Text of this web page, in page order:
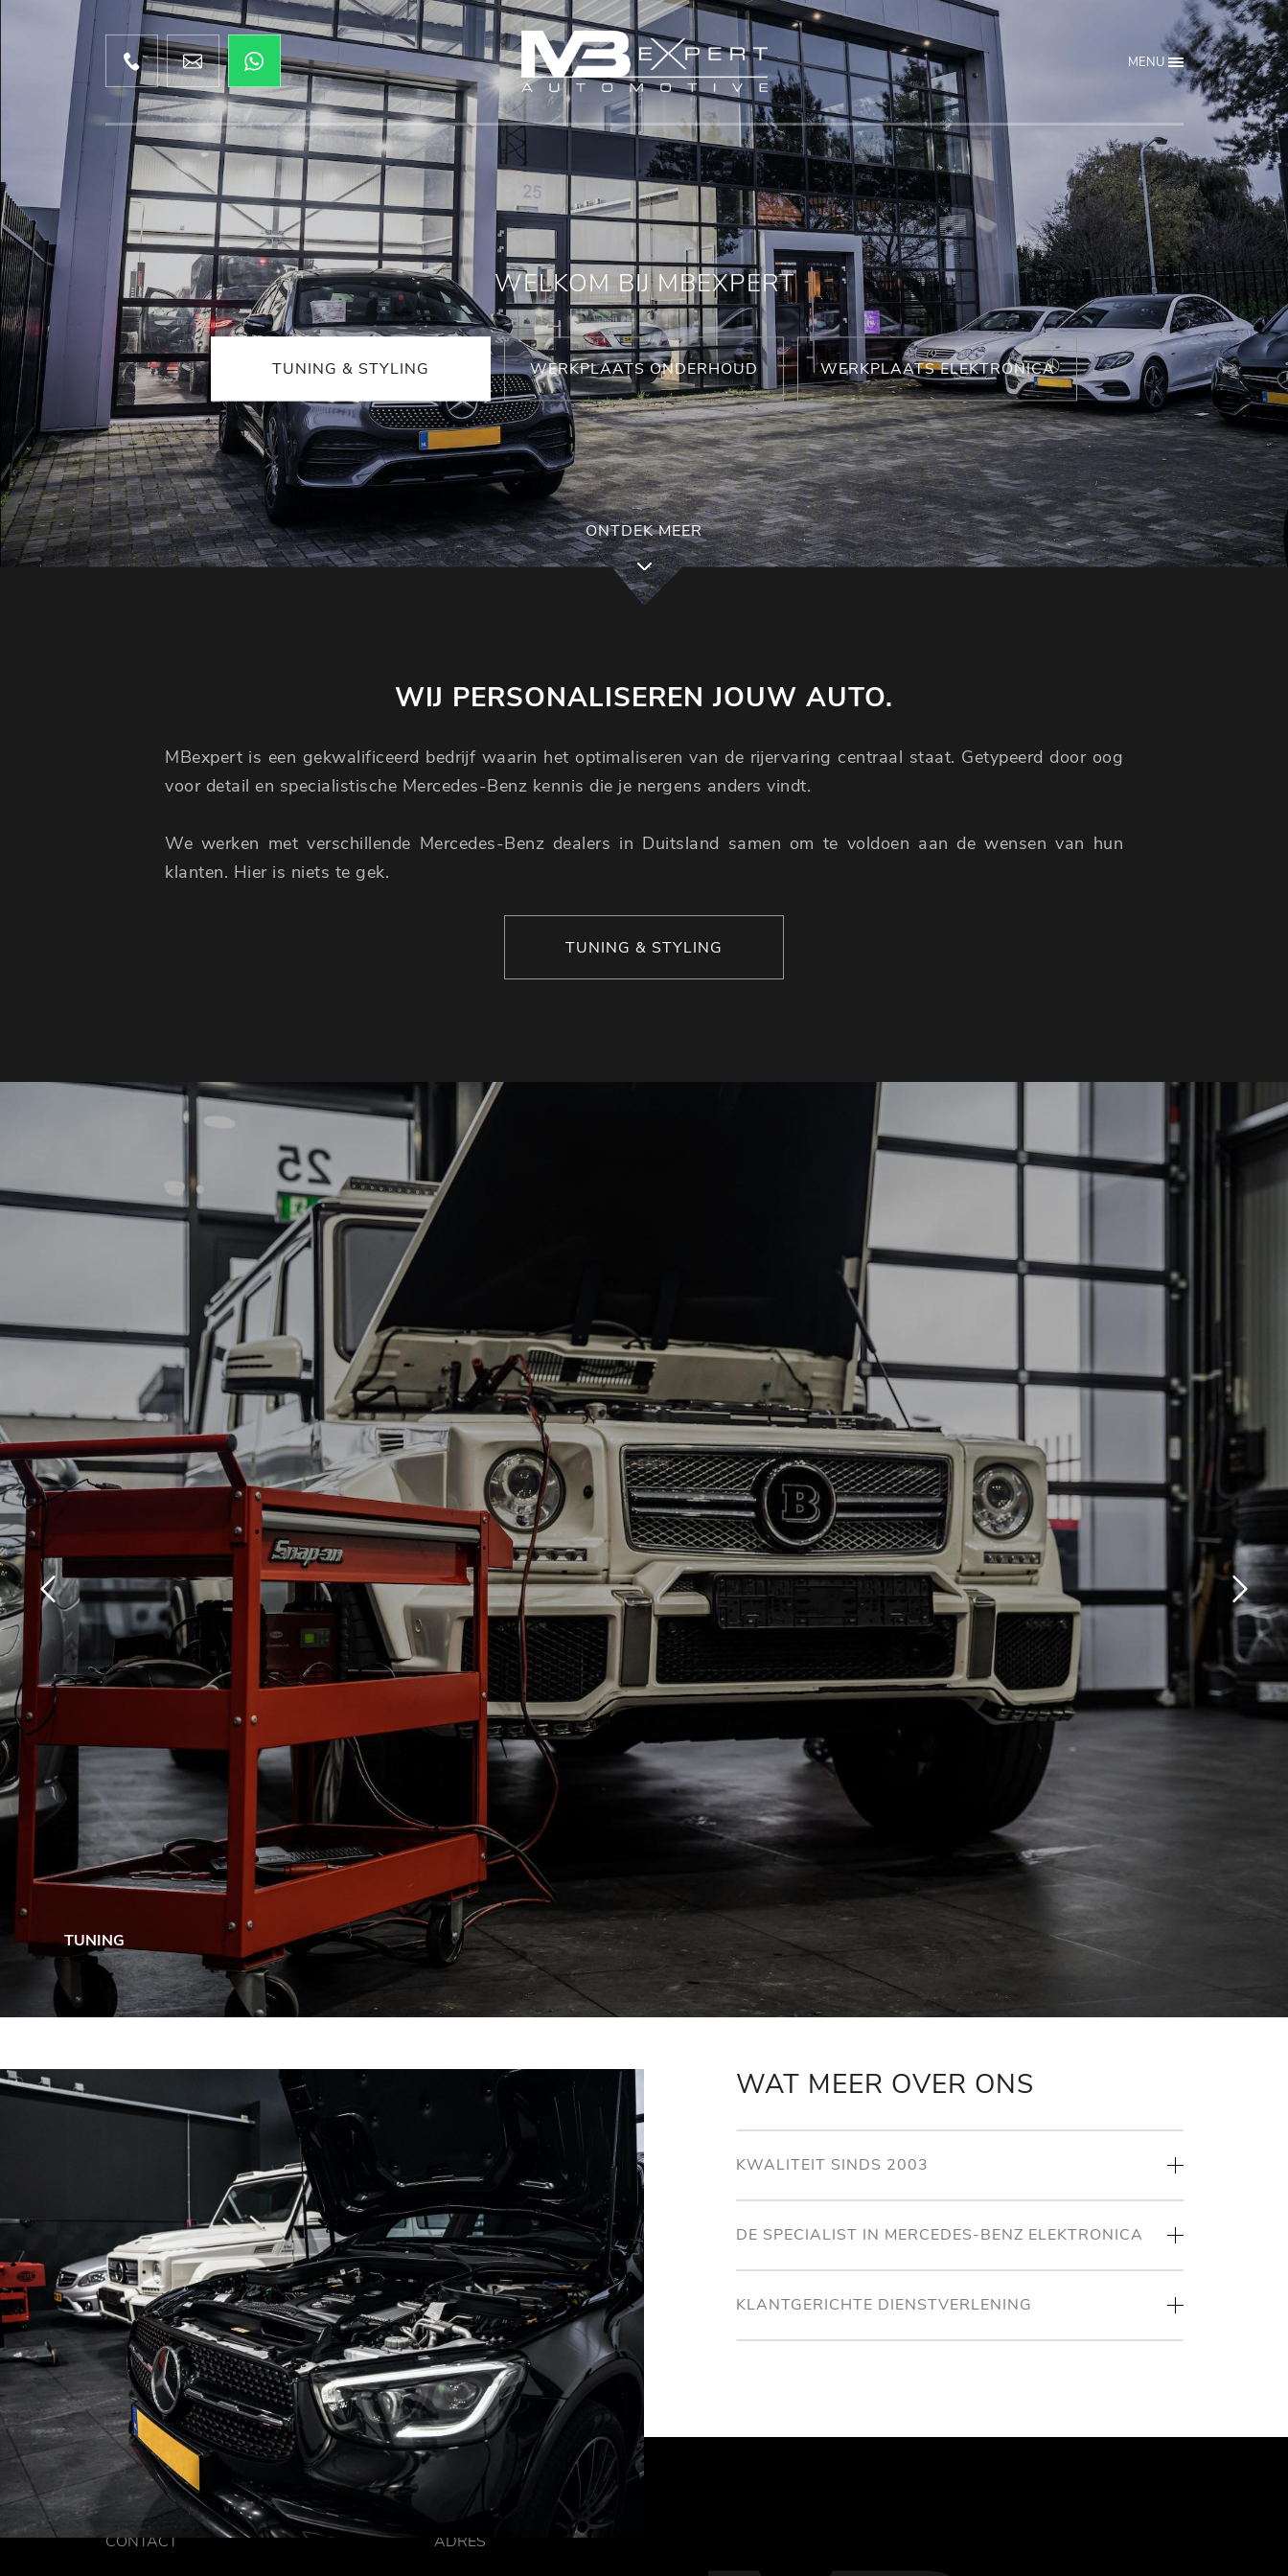
MENU
WELKOM BIJ MBEXPERT
TUNING & STYLING WERKPLAATS ONDERHOUD WERKPLAATS ELEKTRONICA
ONTDEK MEER
WIJ PERSONALISEREN JOUW AUTO.
MBexpert is een gekwalificeerd bedrijf waarin het optimaliseren van de rijervaring centraal staat. Getypeerd door oog
voor detail en specialistische Mercedes-Benz kennis die je nergens anders vindt.
We werken met verschillende Mercedes-Benz dealers in Duitsland samen om te voldoen aan de wensen van hun
klanten. Hier is niets te gek.
TUNING & STYLING
TUNING
WAT MEER OVER ONS
KWALITEIT SINDS 2003
DE SPECIALIST IN MERCEDES-BENZ ELEKTRONICA
KLANTGERICHTE DIENSTVERLENING
CONTACT ADRES